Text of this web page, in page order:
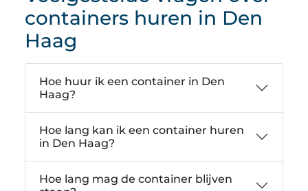
containers huren in Den
Haag
Hoe huur ik een container in Den
Haag?
Hoe lang kan ik een container huren
in Den Haag?
Hoe lang mag de container blijven